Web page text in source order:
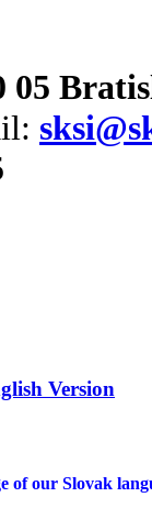
05
Version
of our Slovak